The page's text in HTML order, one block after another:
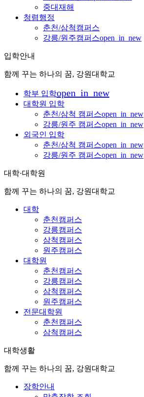
중대재해
청렴행정
춘천/삼척캠퍼스
강릉/원주캠퍼스open_in_new
입학안내
함께 꾸는 하나의 꿈, 강원대학교
학부 입학open_in_new
대학원 입학
춘천/삼척 캠퍼스open_in_new
강릉/원주 캠퍼스open_in_new
외국인 입학
춘천/삼척 캠퍼스open_in_new
강릉/원주 캠퍼스open_in_new
대학·대학원
함께 꾸는 하나의 꿈, 강원대학교
대학
춘천캠퍼스
강릉캠퍼스
삼척캠퍼스
원주캠퍼스
대학원
춘천캠퍼스
강릉캠퍼스
삼척캠퍼스
원주캠퍼스
전문대학원
춘천캠퍼스
삼척캠퍼스
대학생활
함께 꾸는 하나의 꿈, 강원대학교
장학안내